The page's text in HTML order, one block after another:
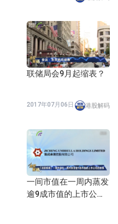
联储局会9月起缩表？
2017年07月06日 港股解码
一间市值在一周内蒸发
逾9成市值的上市公司